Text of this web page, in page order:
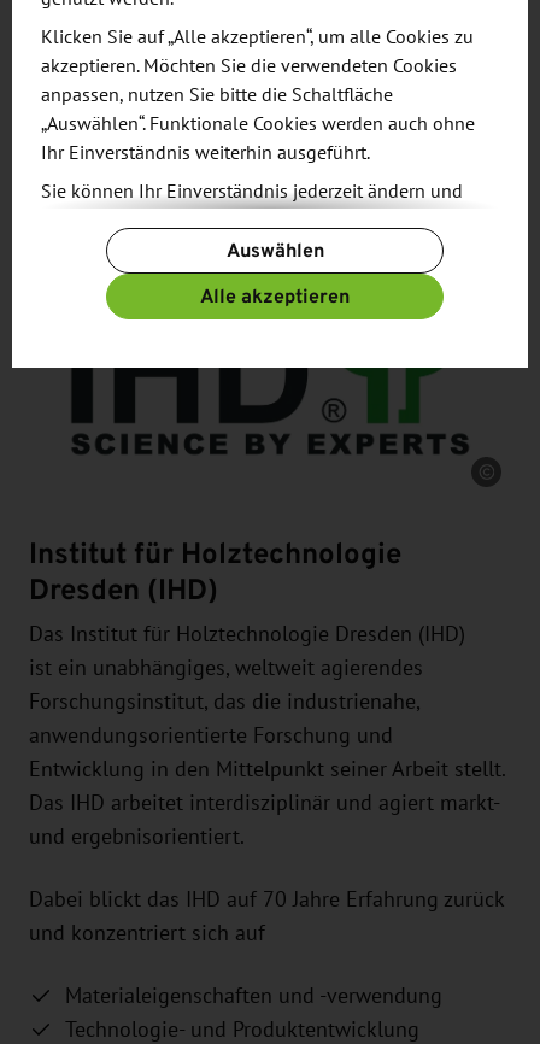
Kulissen. Wir freuen uns darauf, von Ihnen zu
hören!
Was können wir für Sie tun?
Quelle
Institut für Holztechnologie
Dresden (IHD)
Das Institut für Holztechnologie Dresden (IHD)
ist ein unabhängiges, weltweit agierendes
Forschungsinstitut, das die industrienahe,
anwendungsorientierte Forschung und
Entwicklung in den Mittelpunkt seiner Arbeit stellt.
Das IHD arbeitet interdisziplinär und agiert markt-
und ergebnisorientiert.
Dabei blickt das IHD auf 70 Jahre Erfahrung zurück
und konzentriert sich auf
Materialeigenschaften und -verwendung
Technologie- und Produktentwicklung
Klicken Sie auf „Alle akzeptieren“, um alle Cookies zu
akzeptieren. Möchten Sie die verwendeten Cookies
anpassen, nutzen Sie bitte die Schaltfläche
„Auswählen“. Funktionale Cookies werden auch ohne
Ihr Einverständnis weiterhin ausgeführt.
Sie können Ihr Einverständnis jederzeit ändern und
Schaltfläche „Cookie-Einstellungen ändern“ zur
Verfügung.
Weitere Informationen finden Sie in unseren
unseremImpressum.
Auswählen
Alle akzeptieren